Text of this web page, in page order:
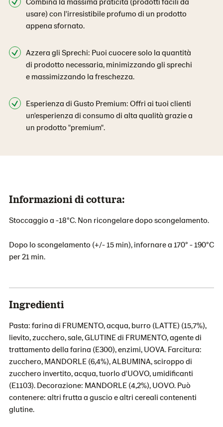
usare) con l'irresistibile profumo di un prodotto
appena sfornato.
Azzera gli Sprechi: Puoi cuocere solo la quantità
di prodotto necessaria, minimizzando gli sprechi
e massimizzando la freschezza.
Esperienza di Gusto Premium: Offri ai tuoi clienti
un'esperienza di consumo di alta qualità grazie a
un prodotto "premium".
Informazioni di cottura:
Stoccaggio a -18°C. Non ricongelare dopo scongelamento.
Dopo lo scongelamento (+/- 15 min), infornare a 170° - 190°C
per 21 min.
Ingredienti
Pasta: farina di FRUMENTO, acqua, burro (LATTE) (15,7%),
lievito, zucchero, sale, GLUTINE di FRUMENTO, agente di
trattamento della farina (E300), enzimi, UOVA. Farcitura:
zucchero, MANDORLE (6,4%), ALBUMINA, sciroppo di
zucchero invertito, acqua, tuorlo d'UOVO, umidificanti
(E1103). Decorazione: MANDORLE (4,2%), UOVO. Può
contenere: altri frutta a guscio e altri cereali contenenti
glutine.